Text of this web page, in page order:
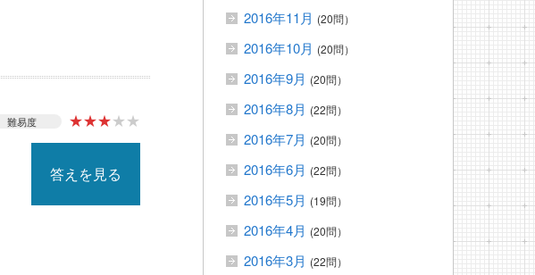
難易度 ★★★★★
答えを見る
2016年11月 (20問）
2016年10月 (20問）
2016年9月 (20問）
2016年8月 (22問）
2016年7月 (20問）
2016年6月 (22問）
2016年5月 (19問）
2016年4月 (20問）
2016年3月 (22問）